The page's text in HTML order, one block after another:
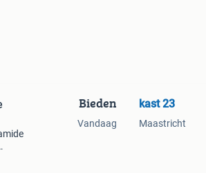
Bieden
Vandaag
kast 23
Maastricht